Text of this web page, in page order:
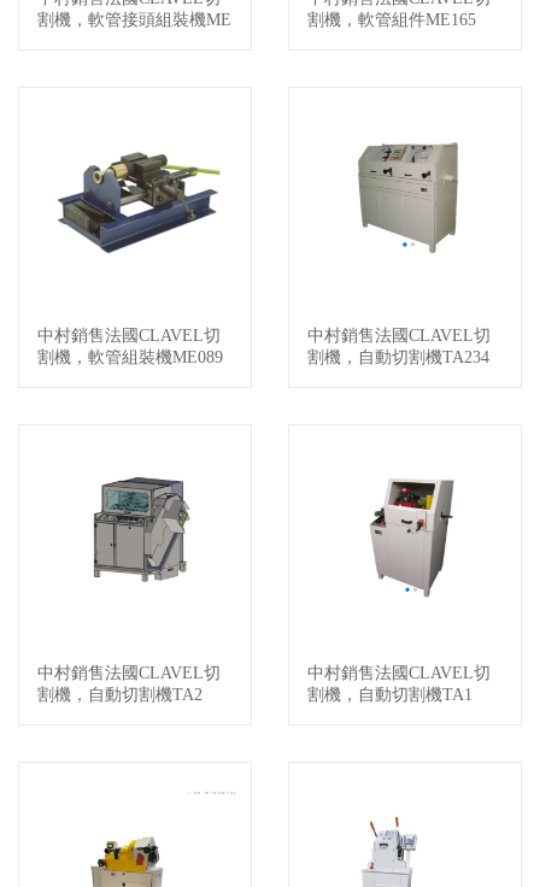
割機，軟管接頭組裝機ME
割機，軟管組件ME165
查看詳情
中村銷售法國CLAVEL切
割機，軟管組裝機ME089
查看詳情
中村銷售法國CLAVEL切
割機，自動切割機TA234
查看詳情
中村銷售法國CLAVEL切
割機，自動切割機TA2
查看詳情
中村銷售法國CLAVEL切
割機，自動切割機TA1